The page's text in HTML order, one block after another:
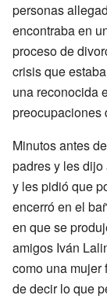
personas
encontraba en
proceso de
crisis que
una reconocida
preocupaciones
Minutos antes
padres y les
y les pidió que
encerró en el
en que se
amigos Iván
como una mujer
de decir lo que